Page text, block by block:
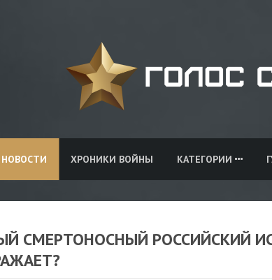
НОВОСТИ ХРОНИКИ ВОЙНЫ КАТЕГОРИИ
СМЕРТОНОСНЫЙ РОССИЙСКИЙ